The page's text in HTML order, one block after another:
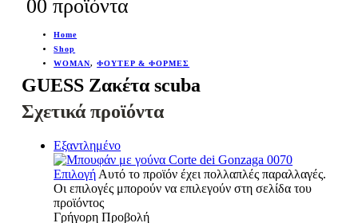
00 προϊόντα
Home
Shop
WOMAN,ΦΟΥΤΕΡ & ΦΟΡΜΕΣ
GUESS Ζακέτα scuba
Σχετικά προϊόντα
Εξαντλημένο
Επιλογή Αυτό το προϊόν έχει πολλαπλές παραλλαγές.
Οι επιλογές μπορούν να επιλεγούν στη σελίδα του
προϊόντος
Γρήγορη Προβολή